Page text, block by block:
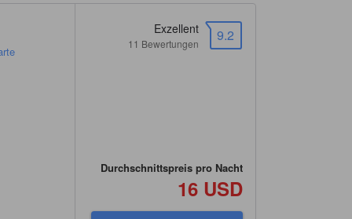
9.2
Exzellent
11 Bewertungen
Durchschnittspreis pro Nacht
16 USD